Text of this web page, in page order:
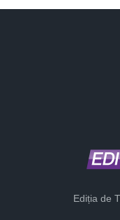
Ediția de